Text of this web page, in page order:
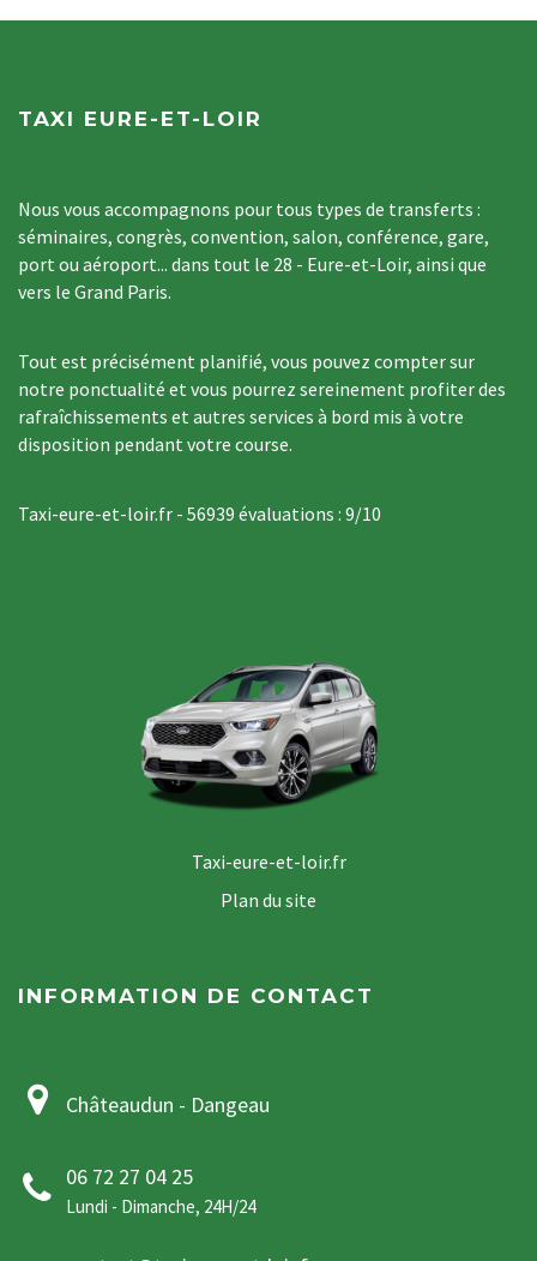
TAXI EURE-ET-LOIR
Nous vous accompagnons pour tous types de transferts :
séminaires, congrès, convention, salon, conférence, gare,
port ou aéroport... dans tout le 28 - Eure-et-Loir, ainsi que
vers le Grand Paris.
Tout est précisément planifié, vous pouvez compter sur
notre ponctualité et vous pourrez sereinement profiter des
rafraîchissements et autres services à bord mis à votre
disposition pendant votre course.
Taxi-eure-et-loir.fr - 56939 évaluations : 9/10
Taxi-eure-et-loir.fr
Plan du site
INFORMATION DE CONTACT
Châteaudun - Dangeau
06 72 27 04 25
Lundi - Dimanche, 24H/24